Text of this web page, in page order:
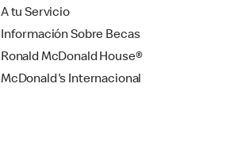
A tu Servicio
Información Sobre Becas
Ronald McDonald House®
McDonald's Internacional